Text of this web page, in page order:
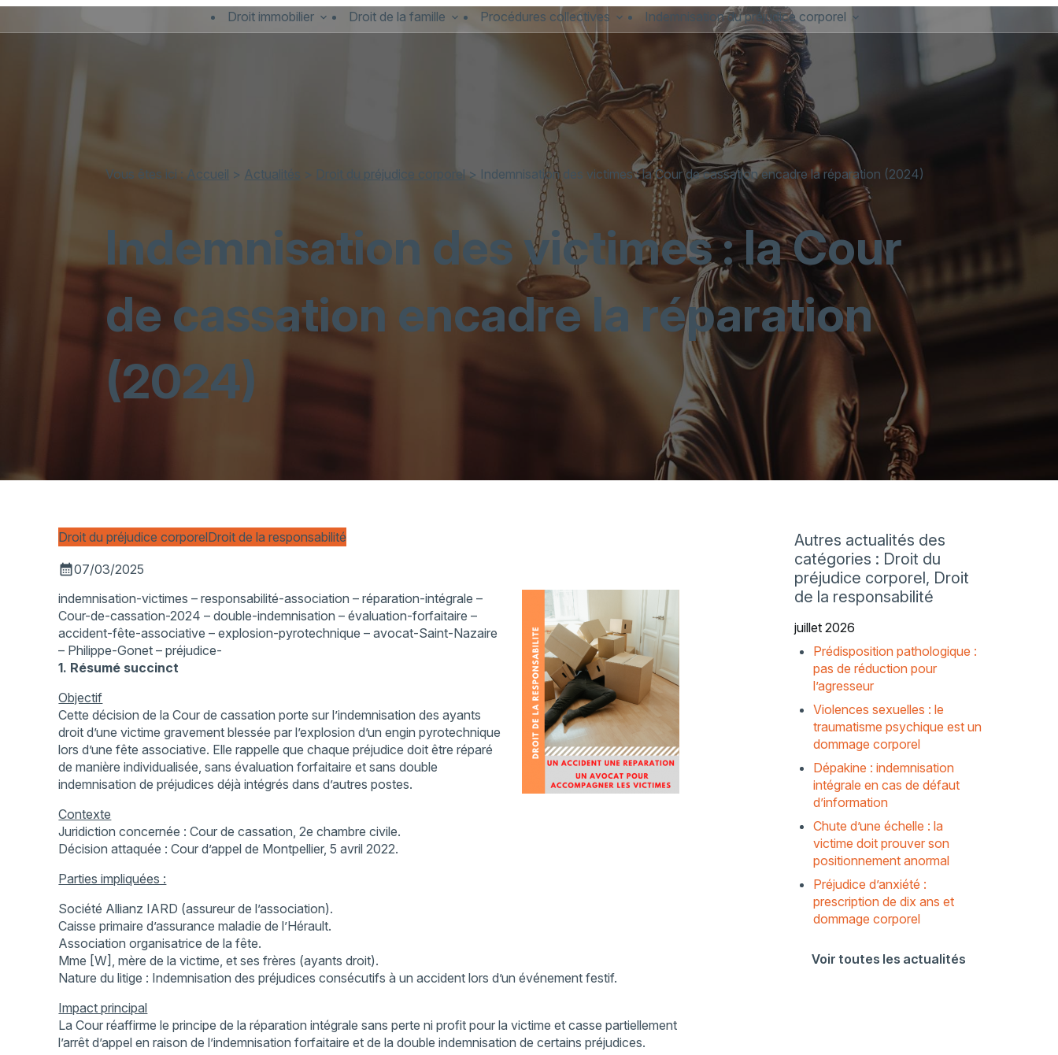
Droit immobilier Droit de la famille Procédures collectives Indemnisation du préjudice corporel
Vous êtes ici : Accueil > Actualités > Droit du préjudice corporel> Indemnisation des victimes : la Cour de cassation encadre la réparation (2024)
Indemnisation des victimes : la Cour
de cassation encadre la réparation
(2024)
Droit du préjudice corporelDroit de la responsabilité
calendar_month07/03/2025
indemnisation-victimes – responsabilité-association – réparation-intégrale –
Cour-de-cassation-2024 – double-indemnisation – évaluation-forfaitaire –
accident-fête-associative – explosion-pyrotechnique – avocat-Saint-Nazaire
– Philippe-Gonet – préjudice-
1. Résumé succinct
Objectif
Cette décision de la Cour de cassation porte sur l’indemnisation des ayants
droit d’une victime gravement blessée par l’explosion d’un engin pyrotechnique
lors d’une fête associative. Elle rappelle que chaque préjudice doit être réparé
de manière individualisée, sans évaluation forfaitaire et sans double
indemnisation de préjudices déjà intégrés dans d’autres postes.
Contexte
Juridiction concernée : Cour de cassation, 2e chambre civile.
Décision attaquée : Cour d’appel de Montpellier, 5 avril 2022.
Parties impliquées :
Société Allianz IARD (assureur de l’association).
Caisse primaire d’assurance maladie de l’Hérault.
Association organisatrice de la fête.
Mme [W], mère de la victime, et ses frères (ayants droit).
Nature du litige : Indemnisation des préjudices consécutifs à un accident lors d’un événement festif.
Impact principal
La Cour réaffirme le principe de la réparation intégrale sans perte ni profit pour la victime et casse partiellement
l’arrêt d’appel en raison de l’indemnisation forfaitaire et de la double indemnisation de certains préjudices.
Autres actualités des
catégories : Droit du
préjudice corporel, Droit
de la responsabilité
juillet 2026
Prédisposition pathologique :
pas de réduction pour
l’agresseur
Violences sexuelles : le
traumatisme psychique est un
dommage corporel
Dépakine : indemnisation
intégrale en cas de défaut
d’information
Chute d’une échelle : la
victime doit prouver son
positionnement anormal
Préjudice d’anxiété :
prescription de dix ans et
dommage corporel
Voir toutes les actualités
Panneau de gestion des cookies